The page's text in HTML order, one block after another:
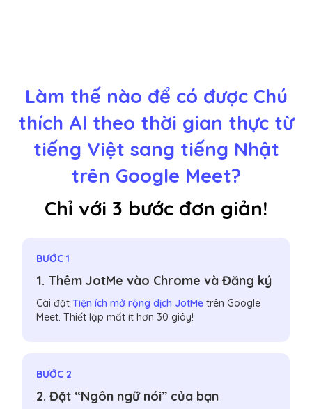
Làm thế nào để có được Chú
thích AI theo thời gian thực từ
tiếng Việt sang tiếng Nhật
trên Google Meet?
Chỉ với 3 bước đơn giản!
BƯỚC 1
1. Thêm JotMe vào Chrome và Đăng ký
Cài đặtTiện ích mở rộng dịch JotMe trên Google
Meet. Thiết lập mất ít hơn 30 giây!
BƯỚC 2
2. Đặt “Ngôn ngữ nói” của bạn